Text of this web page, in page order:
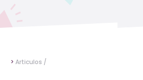
> Articulos /